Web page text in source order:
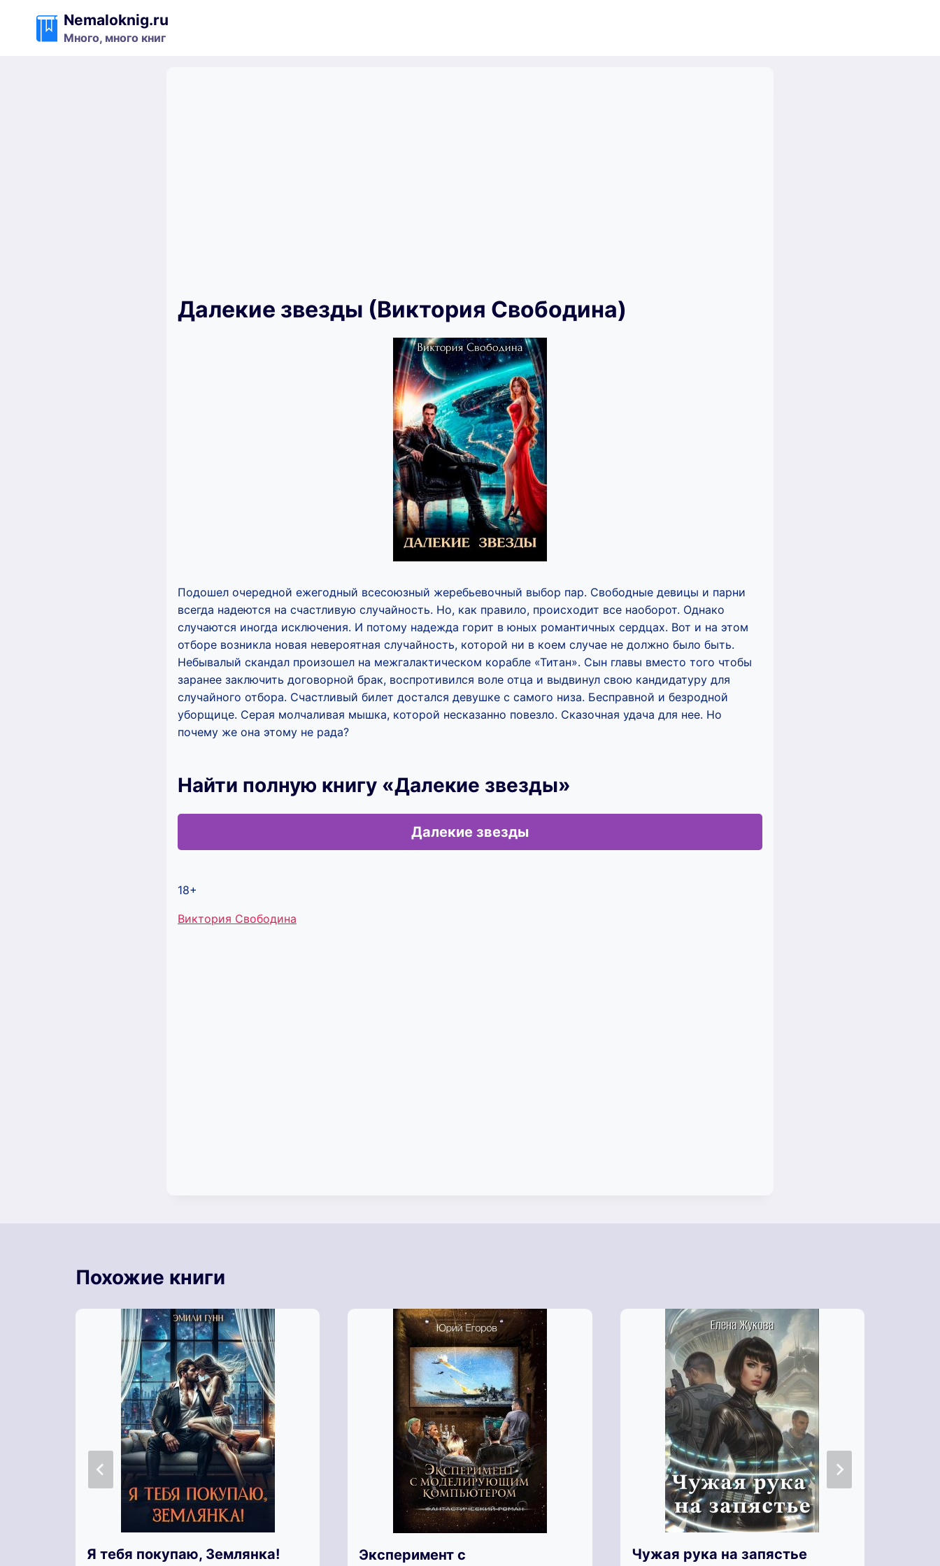
содержимому
Nemaloknig.ru
Много, много книг
Далекие звезды (Виктория Свободина)
Подошел очередной ежегодный всесоюзный жеребьевочный выбор пар. Свободные девицы и парни
всегда надеются на счастливую случайность. Но, как правило, происходит все наоборот. Однако
случаются иногда исключения. И потому надежда горит в юных романтичных сердцах. Вот и на этом
отборе возникла новая невероятная случайность, которой ни в коем случае не должно было быть.
Небывалый скандал произошел на межгалактическом корабле «Титан». Сын главы вместо того чтобы
заранее заключить договорной брак, воспротивился воле отца и выдвинул свою кандидатуру для
случайного отбора. Счастливый билет достался девушке с самого низа. Бесправной и безродной
уборщице. Серая молчаливая мышка, которой несказанно повезло. Сказочная удача для нее. Но
почему же она этому не рада?
Найти полную книгу «Далекие звезды»
Далекие звезды
18+
Метки
Виктория Свободина
Похожие книги
Я тебя покупаю, Землянка! Эксперимент с Чужая рука на запястье